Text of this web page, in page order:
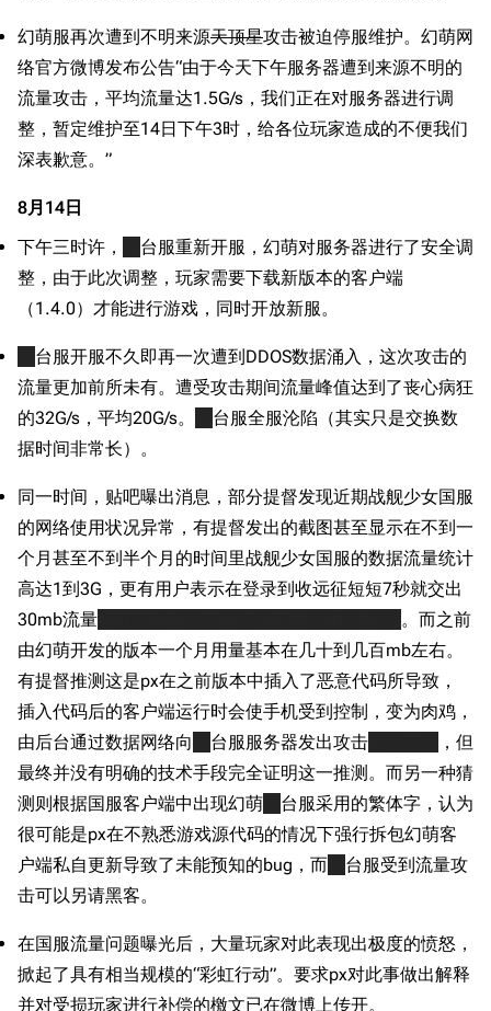
幻萌服再次遭到不明来源天顶星攻击被迫停服维护。幻萌网
络官方微博发布公告“由于今天下午服务器遭到来源不明的
流量攻击，平均流量达1.5G/s，我们正在对服务器进行调
整，暂定维护至14日下午3时，给各位玩家造成的不便我们
深表歉意。”
8月14日
下午三时许，
台服重新开服，幻萌对服务器进行了安全调
整，由于此次调整，玩家需要下载新版本的客户端
（1.4.0）才能进行游戏，同时开放新服。
台服开服不久即再一次遭到DDOS数据涌入，这次攻击的
流量更加前所未有。遭受攻击期间流量峰值达到了丧心病狂
的32G/s，平均20G/s。
台服全服沦陷（其实只是交换数
据时间非常长）。
同一时间，贴吧曝出消息，部分提督发现近期战舰少女国服
的网络使用状况异常，有提督发出的截图甚至显示在不到一
个月甚至不到半个月的时间里战舰少女国服的数据流量统计
高达1到3G，更有用户表示在登录到收远征短短7秒就交出
30mb流量
。而之前
由幻萌开发的版本一个月用量基本在几十到几百mb左右。
有提督推测这是px在之前版本中插入了恶意代码所导致，
插入代码后的客户端运行时会使手机受到控制，变为肉鸡，
由后台通过数据网络向
台服服务器发出攻击
，但
最终并没有明确的技术手段完全证明这一推测。而另一种猜
测则根据国服客户端中出现幻萌
台服采用的繁体字，认为
很可能是px在不熟悉游戏源代码的情况下强行拆包幻萌客
户端私自更新导致了未能预知的bug，而
台服受到流量攻
击可以另请黑客。
在国服流量问题曝光后，大量玩家对此表现出极度的愤怒，
掀起了具有相当规模的“彩虹行动”。要求px对此事做出解释
并对受损玩家进行补偿的檄文已在微博上传开。